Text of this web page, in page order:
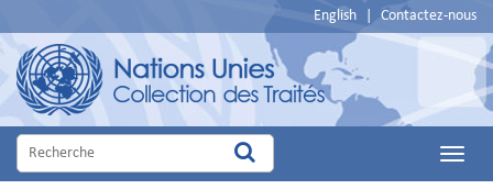
English Contactez-nous
Main